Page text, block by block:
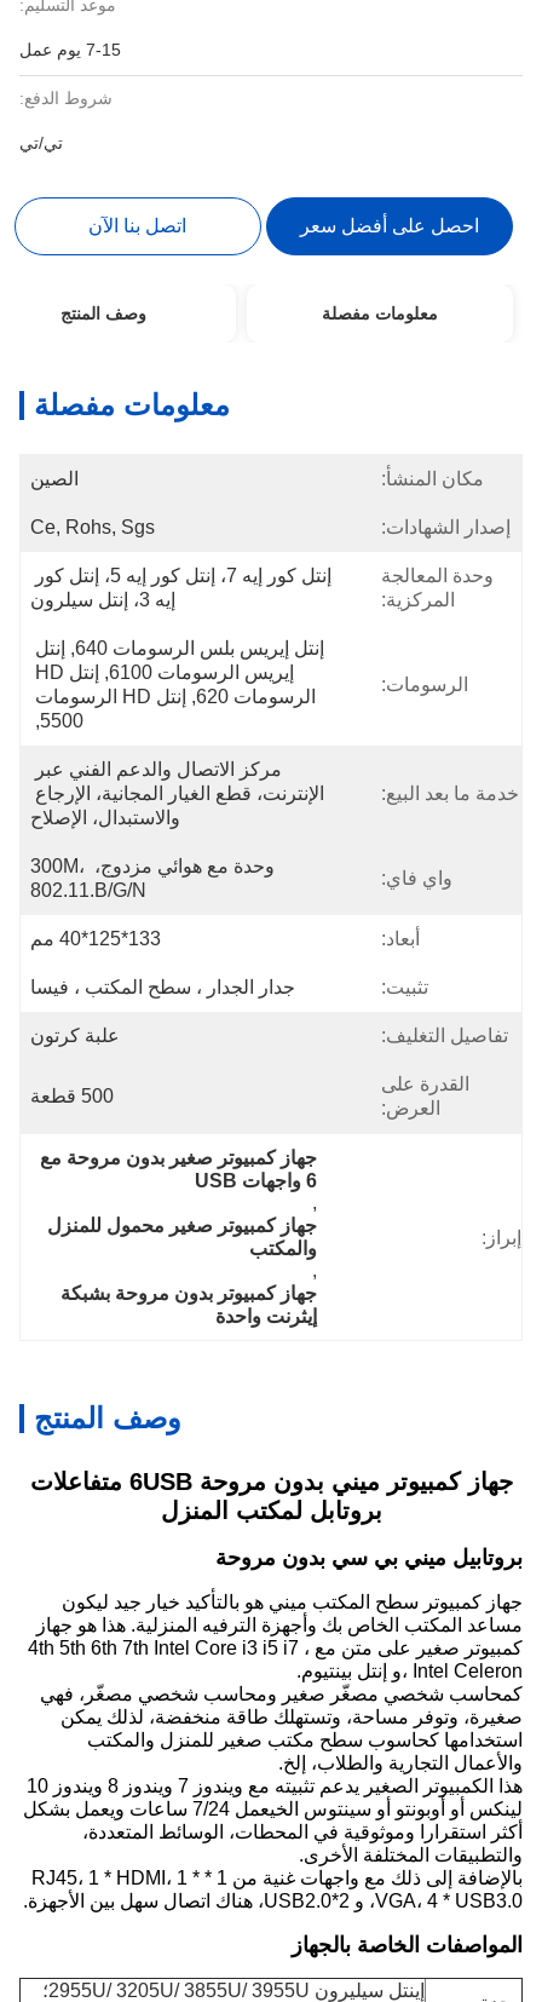
موعد التسليم:
7-15 يوم عمل
شروط الدفع:
تي/تي
احصل على أفضل سعر اتصل بنا الآن
معلومات مفصلة وصف المنتج
معلومات مفصلة
مكان المنشأ: الصين
إصدار الشهادات: Ce, Rohs, Sgs
وحدة المعالجة
المركزية:
إنتل كور إيه 7، إنتل كور إيه 5، إنتل كور
إيه 3، إنتل سيلرون
الرسومات:
إيريس الرسومات 6100, إنتل HD
الرسومات 620, إنتل HD الرسومات
5500,
خدمة ما بعد البيع:
مركز الاتصال والدعم الفني عبر
الإنترنت، قطع الغيار المجانية، الإرجاع
والاستبدال، الإصلاح
واي فاي:
وحدة مع هوائي مزدوج، 300M،
802.11.b/g/n
أبعاد: 133*125*40 مم
تثبيت: جدار الجدار ، سطح المكتب ، فيسا
تفاصيل التغليف: علبة كرتون
القدرة على
العرض:
500 قطعة
إبراز:
جهاز كمبيوتر صغير بدون مروحة مع
6 واجهات USB
,
جهاز كمبيوتر صغير محمول للمنزل
والمكتب
,
جهاز كمبيوتر بدون مروحة بشبكة
إيثرنت واحدة
وصف المنتج
جهاز كمبيوتر ميني بدون مروحة 6USB متفاعلات
بروتابل لمكتب المنزل
بروتابيل ميني بي سي بدون مروحة
جهاز كمبيوتر سطح المكتب ميني هو بالتأكيد خيار جيد ليكون
مساعد المكتب الخاص بك وأجهزة الترفيه المنزلية. هذا هو جهاز
كمبيوتر صغير على متن مع 4th 5th 6th 7th Intel Core i3 i5 i7 ،
Intel Celeron ،و إنتل بينتيوم.
كمحاسب شخصي مصغّر صغير ومحاسب شخصي مصغّر، فهي
صغيرة، وتوفر مساحة، وتستهلك طاقة منخفضة، لذلك يمكن
استخدامها كحاسوب سطح مكتب صغير للمنزل والمكتب
والأعمال التجارية والطلاب، إلخ.
هذا الكمبيوتر الصغير يدعم تثبيته مع ويندوز 7 ويندوز 8 ويندوز 10
لينكس أو أوبونتو أو سينتوس الخيعمل 7/24 ساعات ويعمل بشكل
أكثر استقرارا وموثوقية في المحطات، الوسائط المتعددة،
والتطبيقات المختلفة الأخرى.
بالإضافة إلى ذلك مع واجهات غنية من 1 * RJ45، 1 * HDMI، 1 *
VGA، 4 * USB3.0، و 2*USB2.0، هناك اتصال سهل بين الأجهزة.
المواصفات الخاصة بالجهاز
إينتل سيليرون 2955U/ 3205U/ 3855U/ 3955U؛